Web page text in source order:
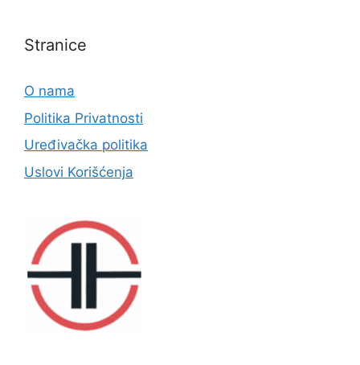
Stranice
O nama
Politika Privatnosti
Uređivačka politika
Uslovi Korišćenja